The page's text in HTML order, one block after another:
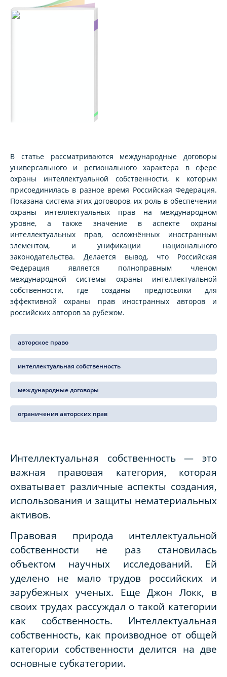
В статье рассматриваются международные договоры
универсального и регионального характера в сфере
охраны интеллектуальной собственности, к которым
присоединилась в разное время Российская Федерация.
Показана система этих договоров, их роль в обеспечении
охраны интеллектуальных прав на международном
уровне, а также значение в аспекте охраны
интеллектуальных прав, осложнённых иностранным
элементом, и унификации национального
законодательства. Делается вывод, что Российская
Федерация является полноправным членом
международной системы охраны интеллектуальной
собственности, где созданы предпосылки для
эффективной охраны прав иностранных авторов и
российских авторов за рубежом.
авторское право
интеллектуальная собственность
международные договоры
ограничения авторских прав
Интеллектуальная собственность — это
важная правовая категория, которая
охватывает различные аспекты создания,
использования и защиты нематериальных
активов.
Правовая природа интеллектуальной
собственности не раз становилась
объектом научных исследований. Ей
уделено не мало трудов российских и
зарубежных ученых. Еще Джон Локк, в
своих трудах рассуждал о такой категории
как собственность. Интеллектуальная
собственность, как производное от общей
категории собственности делится на две
основные субкатегории.